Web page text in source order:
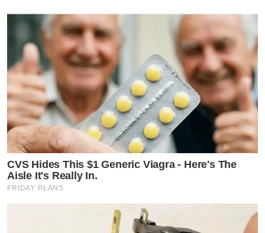
CVS Hides This $1 Generic Viagra - Here's The
Aisle It's Really In.
FRIDAY PLANS